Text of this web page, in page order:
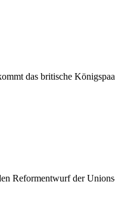
das britische
Reformentwurf der